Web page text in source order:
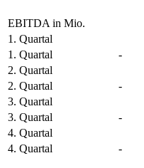
EBITDA in Mio.
1. Quartal
1. Quartal
-
2. Quartal
2. Quartal
-
3. Quartal
3. Quartal
-
4. Quartal
4. Quartal
-